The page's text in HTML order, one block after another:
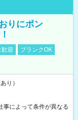
りにポン
歓迎
ブランクOK
り）
によって条件が異なる